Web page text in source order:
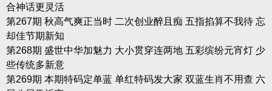
合神话更灵活
第267期 秋高气爽正当时 二次创业醉且痴 五指掐算不我待 忘
却佳节期新知
第268期 盛世中华加魅力 大小贯穿连两地 五彩缤纷元宵灯 少
些传统多新意
第269期 本期特码定单蓝 单红特码发大家 双蓝生肖不用查 六